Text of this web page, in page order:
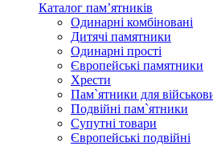
Каталог пам’ятників
Одинарні комбіновані
Дитячі памятники
Одинарні прості
Європейські памятники
Хрести
Пам`ятники для
Подвійні пам`ятники
Супутні товари
Європейські подвійні